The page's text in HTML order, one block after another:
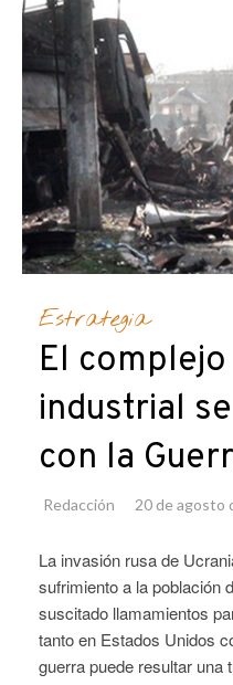
Estrategia
El
industrial
con la
Redacción 20 de agosto
La invasión rusa de
sufrimiento a la población
suscitado llamamientos
tanto en Estados Unidos
guerra puede resultar una